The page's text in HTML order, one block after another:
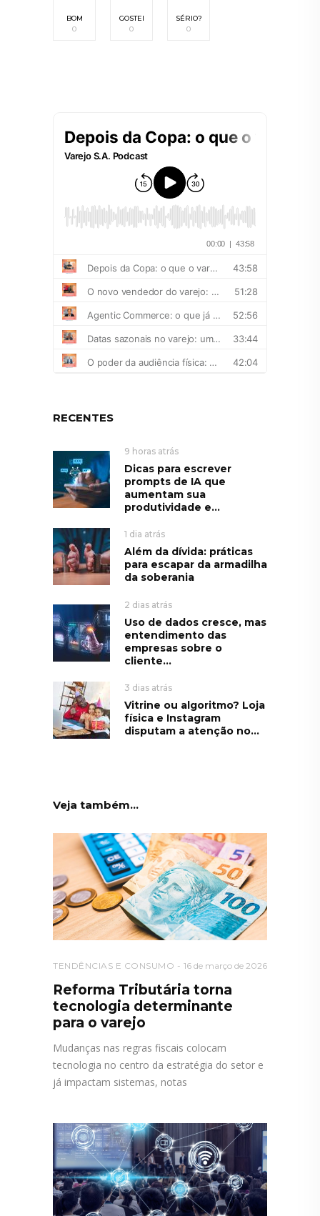
BOM
0
GOSTEI
0
SÉRIO?
0
RECENTES
9 horas atrás
Dicas para escrever
prompts de IA que
aumentam sua
produtividade e...
1 dia atrás
Além da dívida: práticas
para escapar da armadilha
da soberania
2 dias atrás
Uso de dados cresce, mas
entendimento das
empresas sobre o
cliente...
3 dias atrás
Vitrine ou algoritmo? Loja
física e Instagram
disputam a atenção no...
Veja também...
TENDÊNCIAS E CONSUMO 16 de março de 2026
Reforma Tributária torna
tecnologia determinante
para o varejo
Mudanças nas regras fiscais colocam
tecnologia no centro da estratégia do setor e
já impactam sistemas, notas